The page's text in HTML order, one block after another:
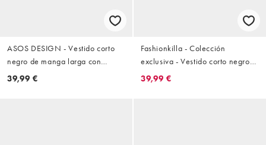
ASOS DESIGN - Vestido corto
negro de manga larga con
cintura marcada
39,99 €
Fashionkilla - Colección
exclusiva - Vestido corto negro
de corte trapecio con cuello
39,99 €